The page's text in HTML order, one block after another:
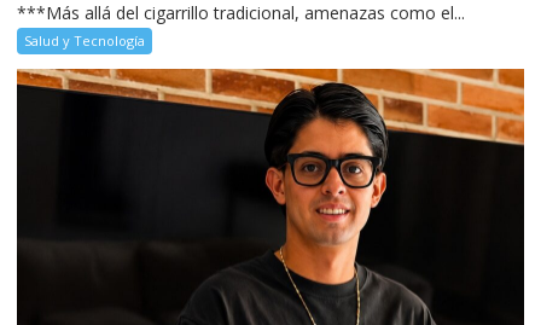
***Más allá del cigarrillo tradicional, amenazas como el...
Salud y Tecnología